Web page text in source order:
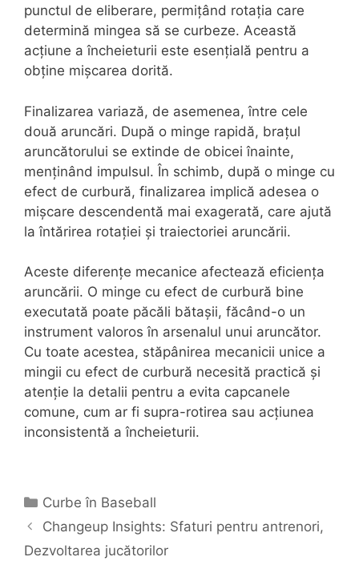
punctul de eliberare, permițând rotația care
determină mingea să se curbeze. Această
acțiune a încheieturii este esențială pentru a
obține mișcarea dorită.
Finalizarea variază, de asemenea, între cele
două aruncări. După o minge rapidă, brațul
aruncătorului se extinde de obicei înainte,
menținând impulsul. În schimb, după o minge cu
efect de curbură, finalizarea implică adesea o
mișcare descendentă mai exagerată, care ajută
la întărirea rotației și traiectoriei aruncării.
Aceste diferențe mecanice afectează eficiența
aruncării. O minge cu efect de curbură bine
executată poate păcăli bătașii, făcând-o un
instrument valoros în arsenalul unui aruncător.
Cu toate acestea, stăpânirea mecanicii unice a
mingii cu efect de curbură necesită practică și
atenție la detalii pentru a evita capcanele
comune, cum ar fi supra-rotirea sau acțiunea
inconsistentă a încheieturii.
Categories
Curbe în Baseball
Changeup Insights: Sfaturi pentru antrenori,
Dezvoltarea jucătorilor